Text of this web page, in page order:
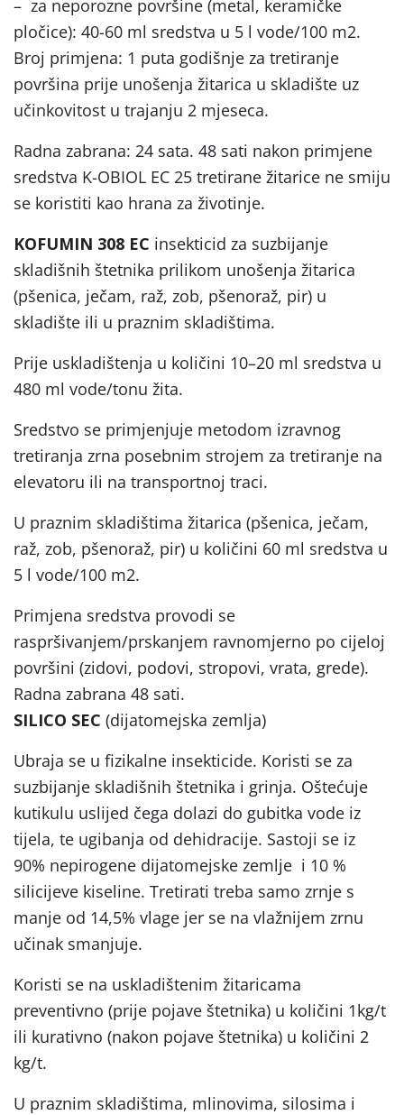
– za neporozne površine (metal, keramičke
pločice): 40-60 ml sredstva u 5 l vode/100 m2.
Broj primjena: 1 puta godišnje za tretiranje
površina prije unošenja žitarica u skladište uz
učinkovitost u trajanju 2 mjeseca.
Radna zabrana: 24 sata. 48 sati nakon primjene
sredstva K-OBIOL EC 25 tretirane žitarice ne smiju
se koristiti kao hrana za životinje.
KOFUMIN 308 EC insekticid za suzbijanje
skladišnih štetnika prilikom unošenja žitarica
(pšenica, ječam, raž, zob, pšenoraž, pir) u
skladište ili u praznim skladištima.
Prije uskladištenja u količini 10–20 ml sredstva u
480 ml vode/tonu žita.
Sredstvo se primjenjuje metodom izravnog
tretiranja zrna posebnim strojem za tretiranje na
elevatoru ili na transportnoj traci.
U praznim skladištima žitarica (pšenica, ječam,
raž, zob, pšenoraž, pir) u količini 60 ml sredstva u
5 l vode/100 m2.
Primjena sredstva provodi se
raspršivanjem/prskanjem ravnomjerno po cijeloj
površini (zidovi, podovi, stropovi, vrata, grede).
Radna zabrana 48 sati.
SILICO SEC (dijatomejska zemlja)
Ubraja se u fizikalne insekticide. Koristi se za
suzbijanje skladišnih štetnika i grinja. Oštećuje
kutikulu uslijed čega dolazi do gubitka vode iz
tijela, te ugibanja od dehidracije. Sastoji se iz
90% nepirogene dijatomejske zemlje i 10 %
silicijeve kiseline. Tretirati treba samo zrnje s
manje od 14,5% vlage jer se na vlažnijem zrnu
učinak smanjuje.
Koristi se na uskladištenim žitaricama
preventivno (prije pojave štetnika) u količini 1kg/t
ili kurativno (nakon pojave štetnika) u količini 2
kg/t.
U praznim skladištima, mlinovima, silosima i